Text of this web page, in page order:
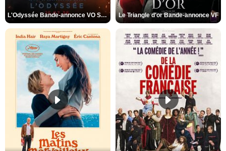
L'Odyssée Bande-annonce VO STFR Le Triangle d'or Bande-annonce VF